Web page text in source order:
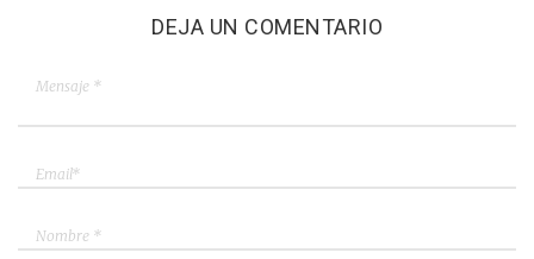
DEJA UN COMENTARIO